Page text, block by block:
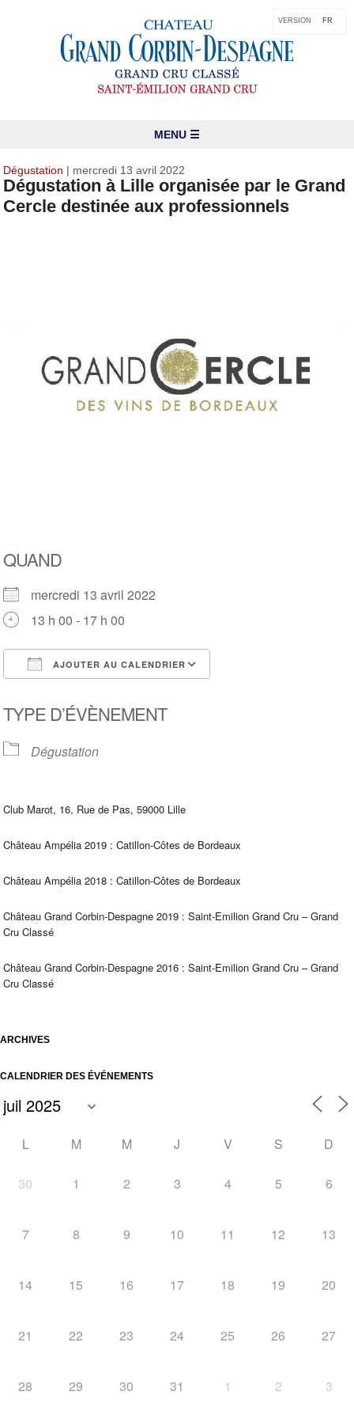
VERSION FR
MENU ☰
Dégustation | mercredi 13 avril 2022
Dégustation à Lille organisée par le Grand
Cercle destinée aux professionnels
QUAND
mercredi 13 avril 2022
13 h 00 - 17 h 00
AJOUTER AU CALENDRIER
TYPE D’ÉVÈNEMENT
Dégustation
Club Marot, 16, Rue de Pas, 59000 Lille
Château Ampélia 2019 : Catillon-Côtes de Bordeaux
Château Ampélia 2018 : Catillon-Côtes de Bordeaux
Château Grand Corbin-Despagne 2019 : Saint-Emilion Grand Cru – Grand
Cru Classé
Château Grand Corbin-Despagne 2016 : Saint-Emilion Grand Cru – Grand
Cru Classé
ARCHIVES
CALENDRIER DES ÉVÉNEMENTS
L M M J V S D
30 1 2 3 4 5 6
7 8 9 10 11 12 13
14 15 16 17 18 19 20
21 22 23 24 25 26 27
28 29 30 31 1 2 3